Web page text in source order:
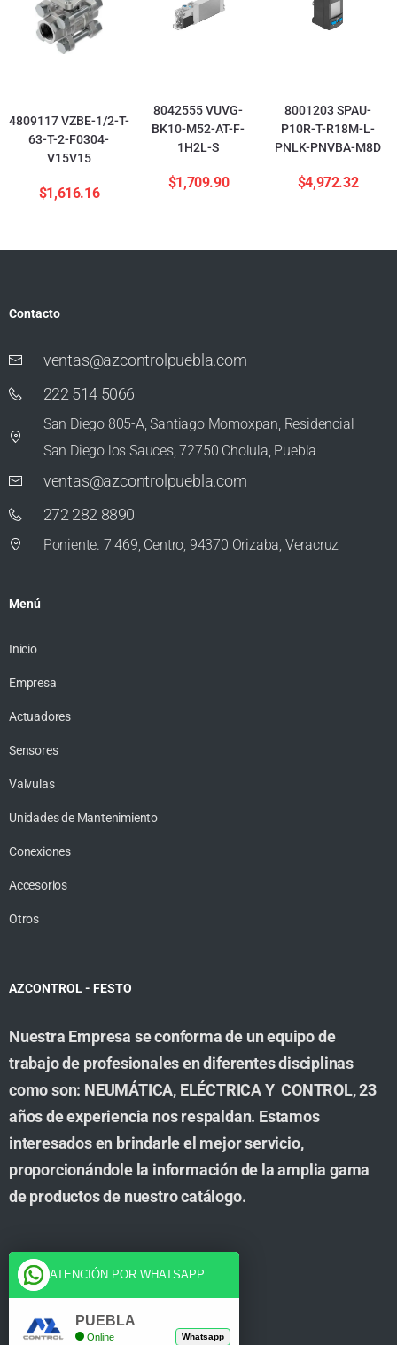
4809117 VZBE-1/2-T-
63-T-2-F0304-
V15V15
$1,616.16
8042555 VUVG-
BK10-M52-AT-F-
1H2L-S
$1,709.90
8001203 SPAU-
P10R-T-R18M-L-
PNLK-PNVBA-M8D
$4,972.32
Contacto
ventas@azcontrolpuebla.com
222 514 5066
San Diego 805-A, Santiago Momoxpan, Residencial
San Diego los Sauces, 72750 Cholula, Puebla
ventas@azcontrolpuebla.com
272 282 8890
Poniente. 7 469, Centro, 94370 Orizaba, Veracruz
Menú
Inicio
Empresa
Actuadores
Sensores
Valvulas
Unidades de Mantenimiento
Conexiones
Accesorios
Otros
AZCONTROL - FESTO
Nuestra Empresa se conforma de un equipo de
trabajo de profesionales en diferentes disciplinas
como son: NEUMÁTICA, ELÉCTRICA Y CONTROL, 23
años de experiencia nos respaldan. Estamos
interesados en brindarle el mejor servicio,
proporcionándole la información de la amplia gama
de productos de nuestro catálogo.
Cuenta
Tienda
ATENCIÓN POR WHATSAPP
PUEBLA
Online Whatsapp